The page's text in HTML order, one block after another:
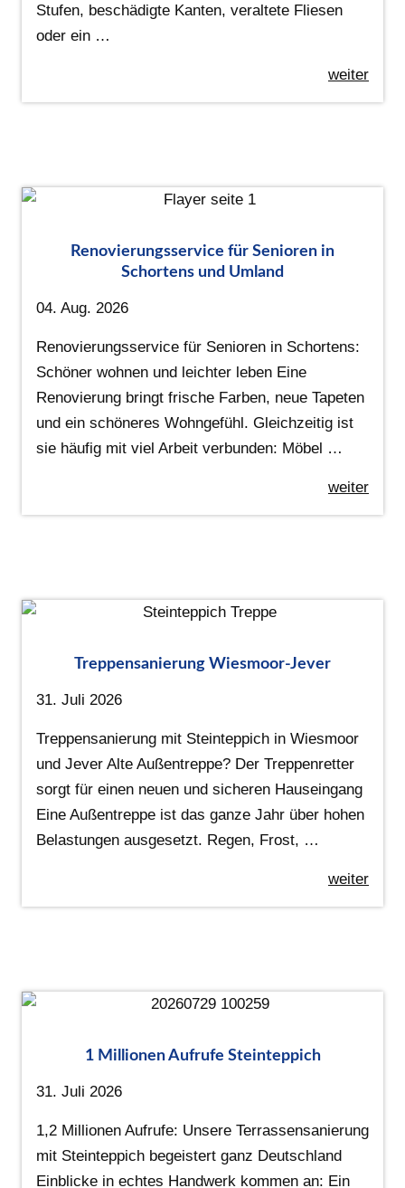
Stufen, beschädigte Kanten, veraltete Fliesen
oder ein …
weiter
Renovierungsservice für Senioren in
Schortens und Umland
04. Aug. 2026
Renovierungsservice für Senioren in Schortens:
Schöner wohnen und leichter leben Eine
Renovierung bringt frische Farben, neue Tapeten
und ein schöneres Wohngefühl. Gleichzeitig ist
sie häufig mit viel Arbeit verbunden: Möbel …
weiter
Treppensanierung Wiesmoor-Jever
31. Juli 2026
Treppensanierung mit Steinteppich in Wiesmoor
und Jever Alte Außentreppe? Der Treppenretter
sorgt für einen neuen und sicheren Hauseingang
Eine Außentreppe ist das ganze Jahr über hohen
Belastungen ausgesetzt. Regen, Frost, …
weiter
1 Millionen Aufrufe Steinteppich
31. Juli 2026
1,2 Millionen Aufrufe: Unsere Terrassensanierung
mit Steinteppich begeistert ganz Deutschland
Einblicke in echtes Handwerk kommen an: Ein